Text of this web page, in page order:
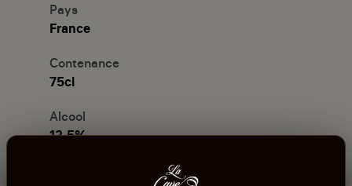
Pays
France
Contenance
75cl
Alcool
12,5%